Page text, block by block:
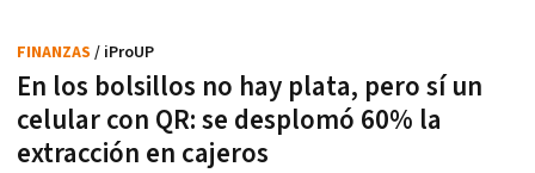
En los bolsillos no hay plata, pero sí un
celular con QR: se desplomó 60% la
extracción en cajeros
FINANZAS / iProUP